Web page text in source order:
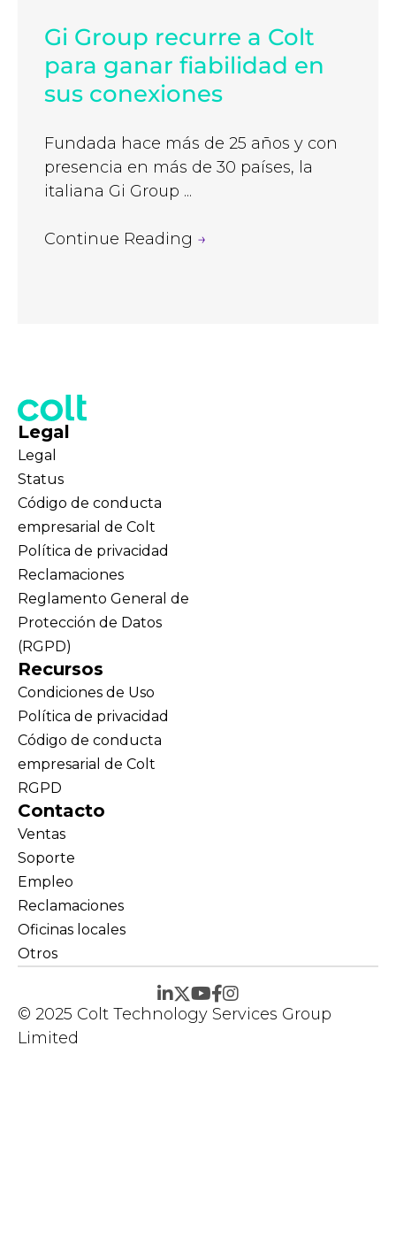
Gi Group recurre a Colt
para ganar fiabilidad en
sus conexiones
Fundada hace más de 25 años y con
presencia en más de 30 países, la
italiana Gi Group ...
Continue Reading →
Legal
Legal
Status
Código de conducta
empresarial de Colt
Política de privacidad
Reclamaciones
Reglamento General de
Protección de Datos
(RGPD)
Recursos
Condiciones de Uso
Política de privacidad
Código de conducta
empresarial de Colt
RGPD
Contacto
Ventas
Soporte
Empleo
Reclamaciones
Oficinas locales
Otros
© 2025 Colt Technology Services Group
Limited